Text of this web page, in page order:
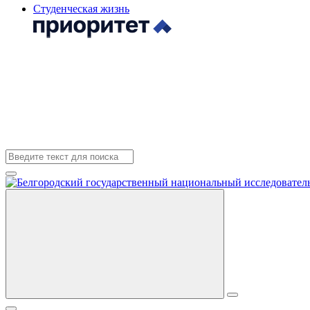
Студенческая жизнь